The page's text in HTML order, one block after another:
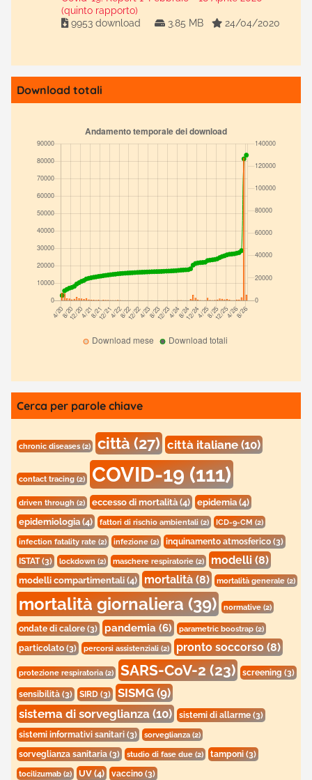
(quinto rapporto)
9953 download
3.85 MB 24/04/2020
Download totali
Cerca per parole chiave
chronic diseases(2) città(27) città italiane(10)
contact tracing(2) COVID-19(111)
driven through(2) eccesso di mortalità(4) epidemia(4)
epidemiologia(4) fattori di rischio ambientali (2) ICD-9-CM(2)
infection fatality rate(2) infezione(2) inquinamento atmosferico(3)
ISTAT(3) lockdown(2) maschere respiratorie(2) modelli(8)
modelli compartimentali(4) mortalità(8) mortalità generale(2)
mortalità giornaliera(39) normative(2)
ondate di calore(3) pandemia(6) parametric boostrap(2)
particolato(3) percorsi assistenziali(2) pronto soccorso(8)
protezione respiratoria(2) SARS-CoV-2(23) screening(3)
sensibilità(3) SIRD(3) SISMG(9)
sistema di sorveglianza(10) sistemi di allarme(3)
sistemi informativi sanitari(3) sorveglianza(2)
sorveglianza sanitaria(3) studio di fase due(2) tamponi(3)
tocilizumab(2) UV(4) vaccino(3)